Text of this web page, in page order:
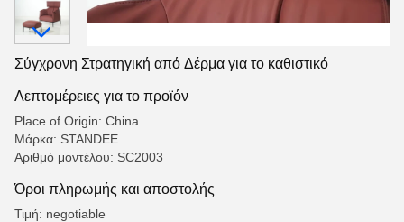
Σύγχρονη Στρατηγική από Δέρμα για το καθιστικό
Λεπτομέρειες για το προϊόν
Place of Origin: China
Μάρκα: STANDEE
Αριθμό μοντέλου: SC2003
Όροι πληρωμής και αποστολής
Τιμή: negotiable